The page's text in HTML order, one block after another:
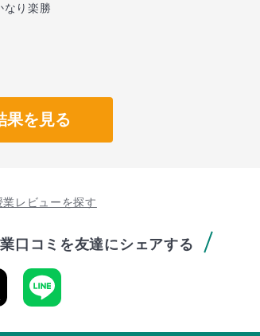
なり楽勝
果を見る
レビューを探す
口コミを友達にシェアする